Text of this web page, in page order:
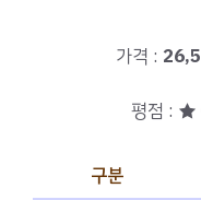
가격 :
평점 : ★
구분